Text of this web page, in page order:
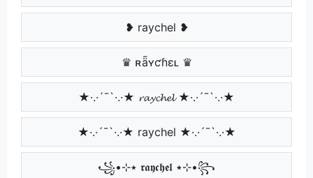
❥ raychel ❥
♛ ʀǟʏƈɦɛʟ ♛
★·.·´¯`·.·★ 𝓻𝓪𝔂𝓬𝓱𝓮𝓵 ★·.·´¯`·.·★
★·.·´¯`·.·★ raychel ★·.·´¯`·.·★
꧁•⊹٭ 𝖗𝖆𝖞𝖈𝖍𝖊𝖑 ٭⊹•꧂